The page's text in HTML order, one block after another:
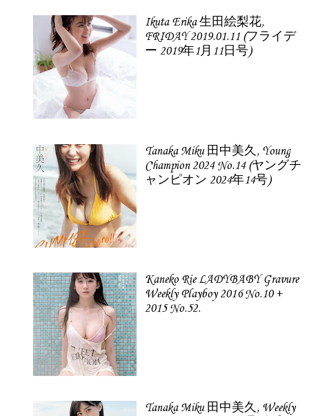
Ikuta Erika 生田絵梨花,
FRIDAY 2019.01.11 (フライデ
ー 2019年1月11日号)
Tanaka Miku 田中美久, Young
Champion 2024 No.14 (ヤングチ
ャンピオン 2024年14号)
Kaneko Rie LADYBABY Gravure
Weekly Playboy 2016 No.10 +
2015 No.52.
Tanaka Miku 田中美久, Weekly